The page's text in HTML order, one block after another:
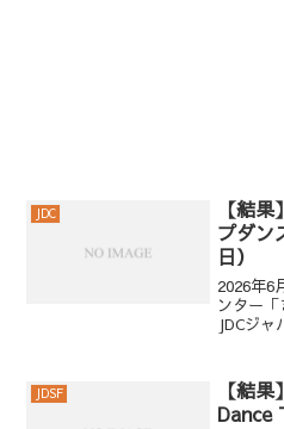
JDC
【結
プダン
日）
2026年6
ンター
JDCジ
州」が
ダンス
ーム・
JDSF
【結
Dance